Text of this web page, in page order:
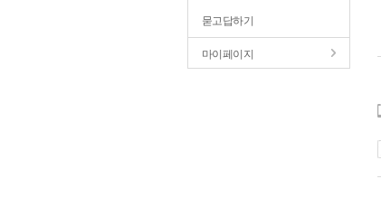
묻고답하기
마이페이지